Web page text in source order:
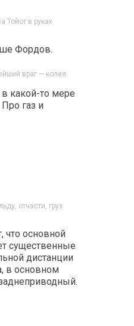
Тойот в руках
Фордов.
враг — колея.
в какой-то мере
газ и
отчасти, груз
что основной
существенные
дистанции
в основном